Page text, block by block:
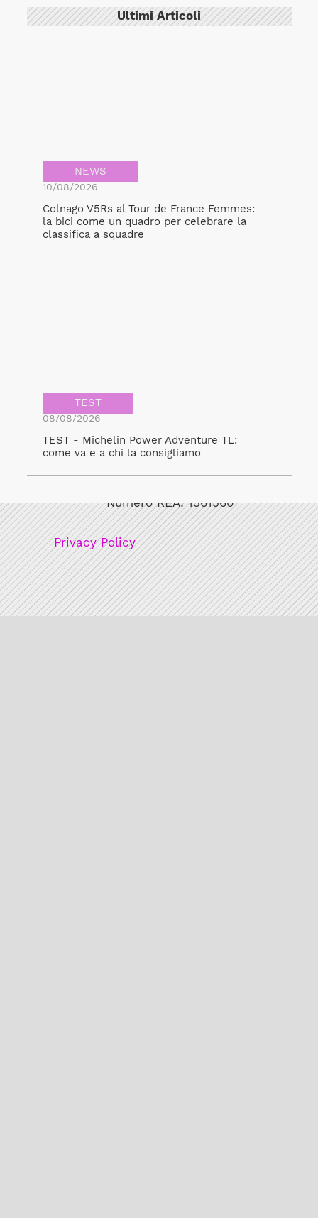
Ultimi Articoli
NEWS
10/08/2026
Colnago V5Rs al Tour de France Femmes:
la bici come un quadro per celebrare la
classifica a squadre
TEST
08/08/2026
TEST - Michelin Power Adventure TL:
come va e a chi la consigliamo
Numero REA: 1361360
Privacy Policy